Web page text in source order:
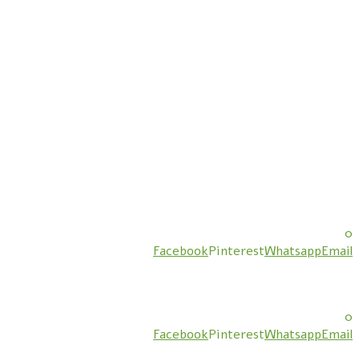
0
FacebookPinterestWhatsappEmail
0
FacebookPinterestWhatsappEmail